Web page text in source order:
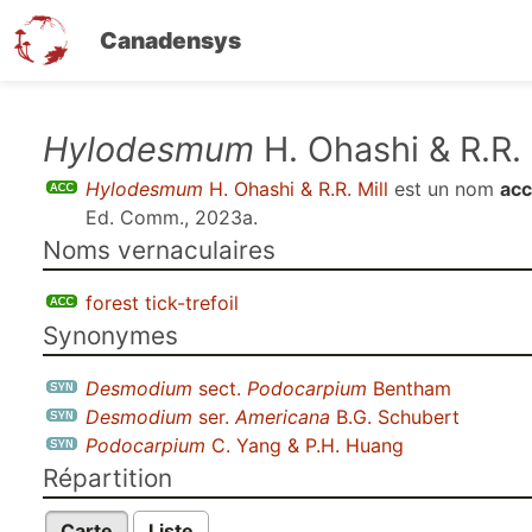
Canadensys
contenu
Hylodesmum H. Ohashi &
Hylodesmum H. Ohashi & R.R. Mill est un nom
Ed. Comm., 2023a.
Noms vernaculaires
forest tick-trefoil
Synonymes
Desmodium sect. Podocarpium Bentham
Desmodium ser.Americana B.G. Schubert
Podocarpium C. Yang & P.H. Huang
Répartition